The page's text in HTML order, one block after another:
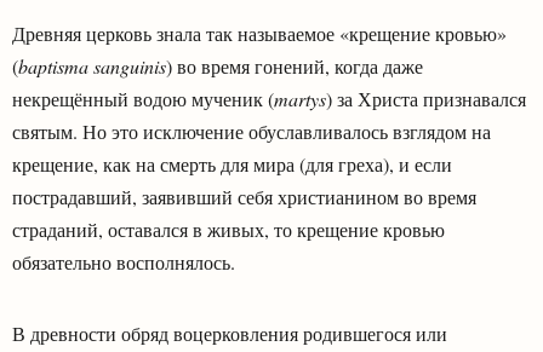
Древняя церковь знала так называемое «крещение кровью»
(baptisma sanguinis) во время гонений, когда даже
некрещённый водою мученик (martys) за Христа признавался
святым. Но это исключение обуславливалось взглядом на
крещение, как на смерть для мира (для греха), и если
пострадавший, заявивший себя христианином во время
страданий, оставался в живых, то крещение кровью
обязательно восполнялось.
В древности обряд воцерковления родившегося или